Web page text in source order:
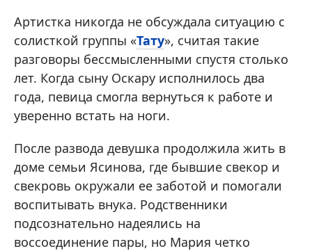
Артистка никогда не обсуждала ситуацию с
солисткой группы «Тату», считая такие
разговоры бессмысленными спустя столько
лет. Когда сыну Оскару исполнилось два
года, певица смогла вернуться к работе и
уверенно встать на ноги.
После развода девушка продолжила жить в
доме семьи Ясинова, где бывшие свекор и
свекровь окружали ее заботой и помогали
воспитывать внука. Родственники
подсознательно надеялись на
воссоединение пары, но Мария четко